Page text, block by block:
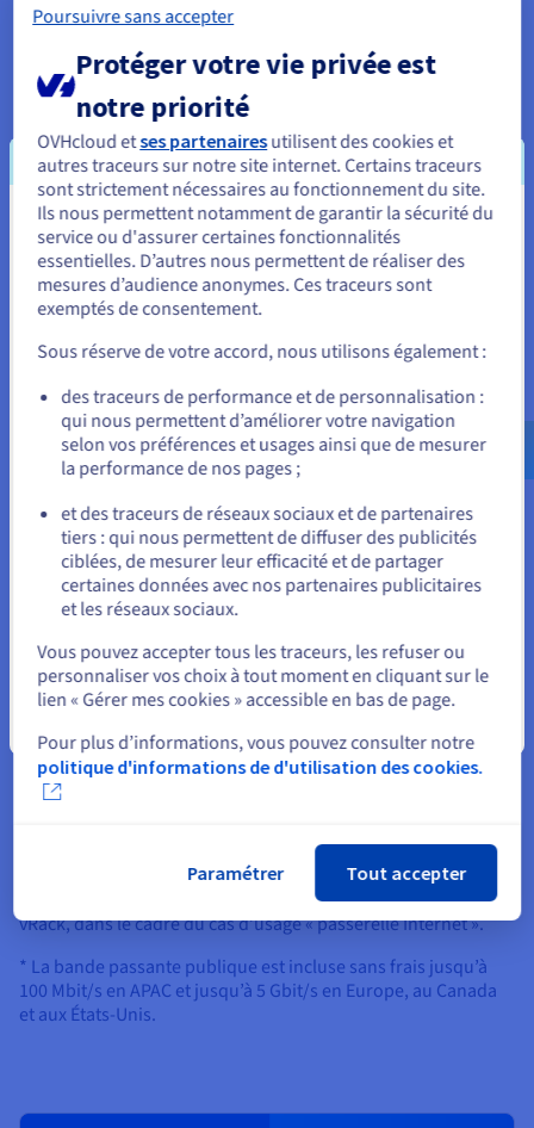
Uni - Erith)
Europe (Italie -
Milan)
Amérique du Nord
(Canada - Est -
Beauharnois)
Amérique du Nord
(Canada - Est -
Toronto)
ca-east-tor ✔
Amérique du Nord
(États-Unis - Est - Vint
us-east-vin
(US - Ouest -
Hillsboro)
Asie-Pacifique
(Singapour -
Singapour)
ap-southeast-sgp
Asie-Pacifique
(Australie - Sydney)
ap-southeast-syd
Asie-Pacifique (Inde -
Mumbai)
ap-south-mum
Une région est une zone géographique regroupant un ou
plusieurs datacenters. Plus d'informations sur l'organisation
cette page
(1) Bande passante privéelimitée par les capacités des
produits interconnectés. Veuillez vous référer aux
caractéristiques de votre produit pour vérifier la compatibilité
(2) Bande passante publiqueassociée uniquement au
routage d’un bloc d’adresses Additional IP dans le réseau
vRack, dans le cadre du cas d’usage « passerelle Internet ».
* La bande passante publique est incluse sans frais jusqu’à
100 Mbit/s en APAC et jusqu’à 5 Gbit/s en Europe, au Canada
et aux États-Unis.
Vous semblez être localisé en États-
Unis.
Pour commander, rendez-vous sur le site de votre pays (États-
Allez sur le site États-Unis
us.ovhcloud.com/network Anglais USD - $
ou
Rester sur le site actuel
Sélectionner un autre site web
Poursuivre sans accepter
Protéger votre vie privée est
notre priorité
OVHcloud etses partenairesutilisent des cookies et
autres traceurs sur notre site internet. Certains traceurs
sont strictement nécessaires au fonctionnement du site.
Ils nous permettent notamment de garantir la sécurité du
service ou d'assurer certaines fonctionnalités
essentielles. D’autres nous permettent de réaliser des
mesures d’audience anonymes. Ces traceurs sont
exemptés de consentement.
Sous réserve de votre accord, nous utilisons également :
des traceurs de performance et de personnalisation :
qui nous permettent d’améliorer votre navigation
selon vos préférences et usages ainsi que de mesurer
la performance de nos pages ;
et des traceurs de réseaux sociaux et de partenaires
tiers : qui nous permettent de diffuser des publicités
ciblées, de mesurer leur efficacité et de partager
certaines données avec nos partenaires publicitaires
et les réseaux sociaux.
Vous pouvez accepter tous les traceurs, les refuser ou
personnaliser vos choix à tout moment en cliquant sur le
lien « Gérer mes cookies » accessible en bas de page.
Pour plus d’informations, vous pouvez consulter notre
politique d'informations de d'utilisation des cookies.
Paramétrer Tout accepter